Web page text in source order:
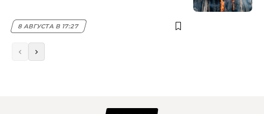
8 АВГУСТА В 17:27